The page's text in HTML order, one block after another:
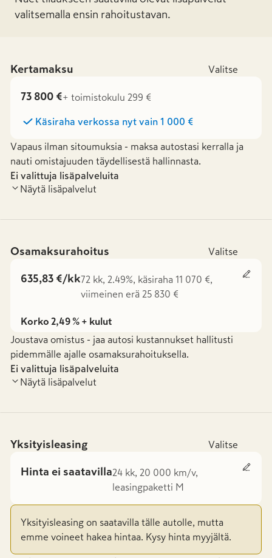
valitsemalla ensin rahoitustavan.
Kertamaksu Valitse
73 800 €+ toimistokulu 299 €
Käsiraha verkossa nyt vain 1 000 €
Vapaus ilman sitoumuksia - maksa autostasi kerralla ja
nauti omistajuuden täydellisestä hallinnasta.
Ei valittuja lisäpalveluita
Näytä lisäpalvelut
Osamaksurahoitus Valitse
635,83 €/kk72 kk, 2.49%, käsiraha 11 070 €,
viimeinen erä 25 830 €
Korko 2,49 % + kulut
Joustava omistus - jaa autosi kustannukset hallitusti
pidemmälle ajalle osamaksurahoituksella.
Ei valittuja lisäpalveluita
Näytä lisäpalvelut
Yksityisleasing Valitse
Hinta ei saatavilla24 kk, 20 000 km/v,
leasingpaketti M
Yksityisleasing on saatavilla tälle autolle, mutta
emme voineet hakea hintaa. Kysy hinta myyjältä.